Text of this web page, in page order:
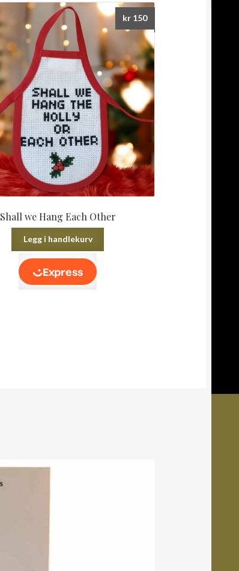
Shall we Hang Each Other
kr150
Legg i handlekurv